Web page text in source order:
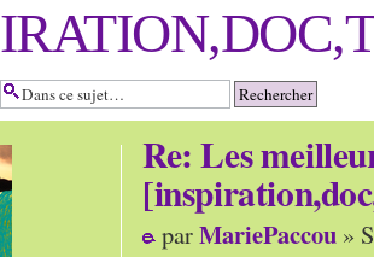
Re: Les
parMariePaccou »